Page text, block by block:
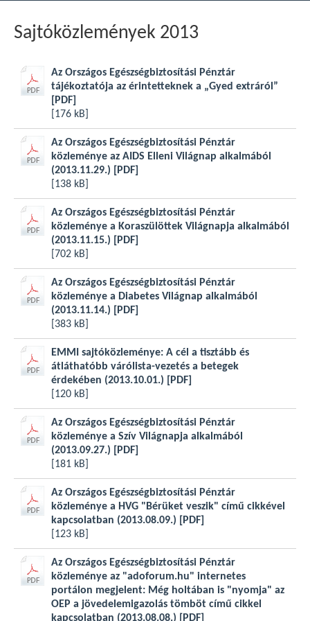
Sajtóközlemények 2013
Az Országos Egészségbiztosítási Pénztár
tájékoztatója az érintetteknek a „Gyed extráról”
[PDF]
[176 kB]
Az Országos Egészségbiztosítási Pénztár
közleménye az AIDS Elleni Világnap alkalmából
(2013.11.29.)
[PDF]
[138 kB]
Az Országos Egészségbiztosítási Pénztár
közleménye a Koraszülöttek Világnapja alkalmából
(2013.11.15.)
[PDF]
[702 kB]
Az Országos Egészségbiztosítási Pénztár
közleménye a Diabetes Világnap alkalmából
(2013.11.14.)
[PDF]
[383 kB]
EMMI sajtóközleménye: A cél a tisztább és
átláthatóbb várólista-vezetés a betegek
érdekében (2013.10.01.)
[PDF]
[120 kB]
Az Országos Egészségbiztosítási Pénztár
közleménye a Szív Világnapja alkalmából
(2013.09.27.)
[PDF]
[181 kB]
Az Országos Egészségbiztosítási Pénztár
közleménye a HVG "Bérüket veszik" című cikkével
kapcsolatban (2013.08.09.)
[PDF]
[123 kB]
Az Országos Egészségbiztosítási Pénztár
közleménye az "adoforum.hu" internetes
portálon megjelent: Még holtában is "nyomja" az
OEP a jövedelemigazolás tömböt című cikkel
kapcsolatban (2013.08.08.)
[PDF]